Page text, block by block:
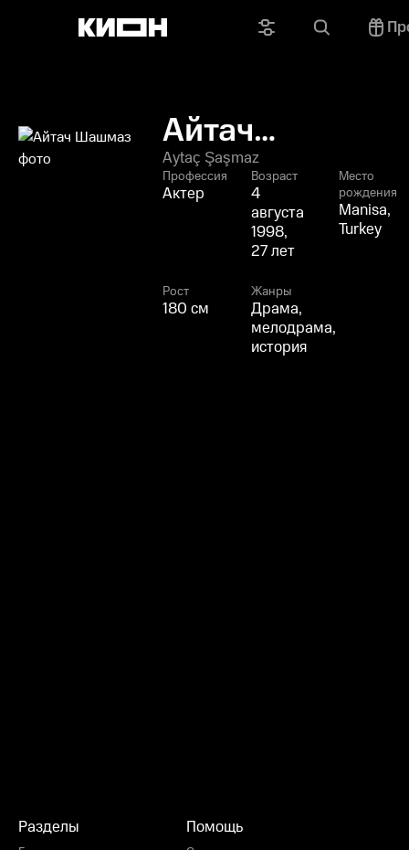
Айтач
Шашмаз
Aytaç Şaşmaz
Профессия
Актер
Возраст
4
августа
1998,
27 лет
Место
рождения
Manisa,
Turkey
Рост
180 см
Жанры
Драма,
мелодрама,
история
Разделы Помощь